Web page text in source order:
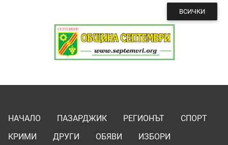
ВСИЧКИ
НАЧАЛО ПАЗАРДЖИК РЕГИОНЪТ
СПОРТ
КРИМИ
ДРУГИ ОБЯВИ
ИЗБОРИ